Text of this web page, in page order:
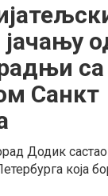
јачању
са
Санкт
Додик састао
која